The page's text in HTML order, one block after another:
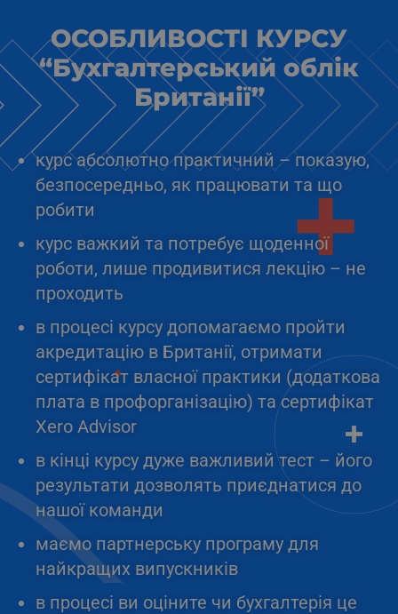
ОСОБЛИВОСТІ КУРСУ
“Бухгалтерський облік
Британії”
курс абсолютно практичний – показую,
безпосередньо, як працювати та що
робити
курс важкий та потребує щоденної
роботи, лише продивитися лекцію – не
проходить
в процесі курсу допомагаємо пройти
акредитацію в Британії, отримати
сертифікат власної практики (додаткова
плата в профорганізацію) та сертифікат
Xero Advisor
в кінці курсу дуже важливий тест – його
результати дозволять приєднатися до
нашої команди
маємо партнерську програму для
найкращих випускників
в процесі ви оціните чи бухгалтерія це